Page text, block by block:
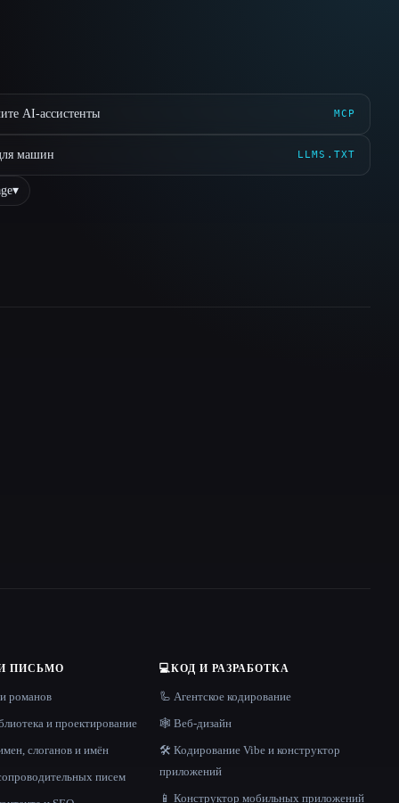
AI-ассистенты MCP
машин LLMS.TXT
▾
ПИСЬМО
романов
и проектирование
слоганов и имён
писем
💻КОД И РАЗРАБОТКА
🦾 Агентское кодирование
🕸 Веб-дизайн
🛠️ Кодирование Vibe и конструктор
приложений
📱 Конструктор мобильных приложений